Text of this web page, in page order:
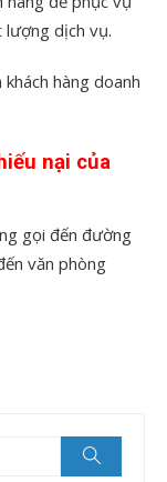
lượng dịch vụ.
hàng doanh
nại của
gọi đến đường
văn phòng
kiếm